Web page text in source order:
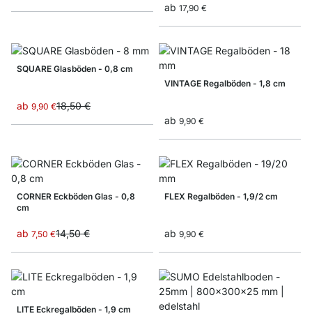
ab 17,90 €
SQUARE Glasböden - 0,8 cm
ab 9,90 €18,50 €
VINTAGE Regalböden - 1,8 cm
ab 9,90 €
CORNER Eckböden Glas - 0,8
cm
ab 7,50 €14,50 €
FLEX Regalböden - 1,9/2 cm
ab 9,90 €
LITE Eckregalböden - 1,9 cm